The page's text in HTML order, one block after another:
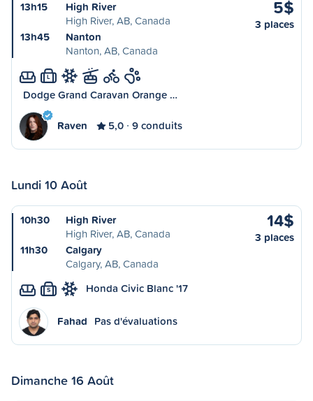
13h15
High River
High River, AB, Canada
13h45
Nanton
Nanton, AB, Canada
5$
3 places
L
Dodge Grand Caravan Orange …
Raven 5,0 9 conduits
Lundi 10 Août
10h30
High River
High River, AB, Canada
11h30
Calgary
Calgary, AB, Canada
14$
3 places
S Honda Civic Blanc '17
Fahad Pas d'évaluations
Dimanche 16 Août